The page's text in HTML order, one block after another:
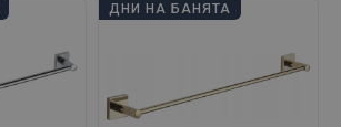
ДНИ НА БАНЯТА